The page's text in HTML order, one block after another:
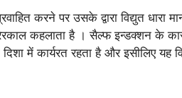
करने पर उसके द्वारा विद्युत धारा
कहलाता है । सैल्फ इन्डक्शन के
दिशा में कार्यरत रहता है और इसीलिए